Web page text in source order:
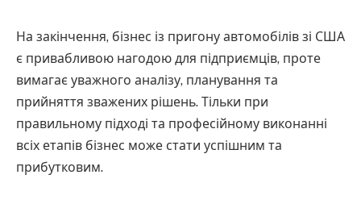
На закінчення, бізнес із пригону автомобілів зі США
є привабливою нагодою для підприємців, проте
вимагає уважного аналізу, планування та
прийняття зважених рішень. Тільки при
правильному підході та професійному виконанні
всіх етапів бізнес може стати успішним та
прибутковим.